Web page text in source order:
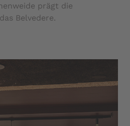
prägt die
Belvedere.